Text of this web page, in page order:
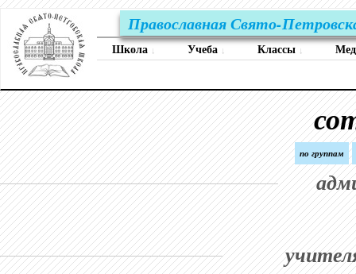
Православная Свято-
Школа ↓ Учеба ↓ Классы ↓
по группам